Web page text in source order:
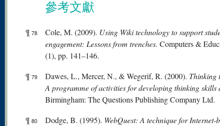
參考文獻
¶ 78 Cole, M. (2009). Using Wiki technology to support
engagement: Lessons from trenches. Computers &
(1), pp. 141–146.
¶ 79 Dawes, L., Mercer, N., & Wegerif, R. (2000). Thinking
A programme of activities for developing thinking skills
Birmingham: The Questions Publishing Company Ltd.
¶ 80 Dodge, B. (1995). WebQuest: A technique for Internet-